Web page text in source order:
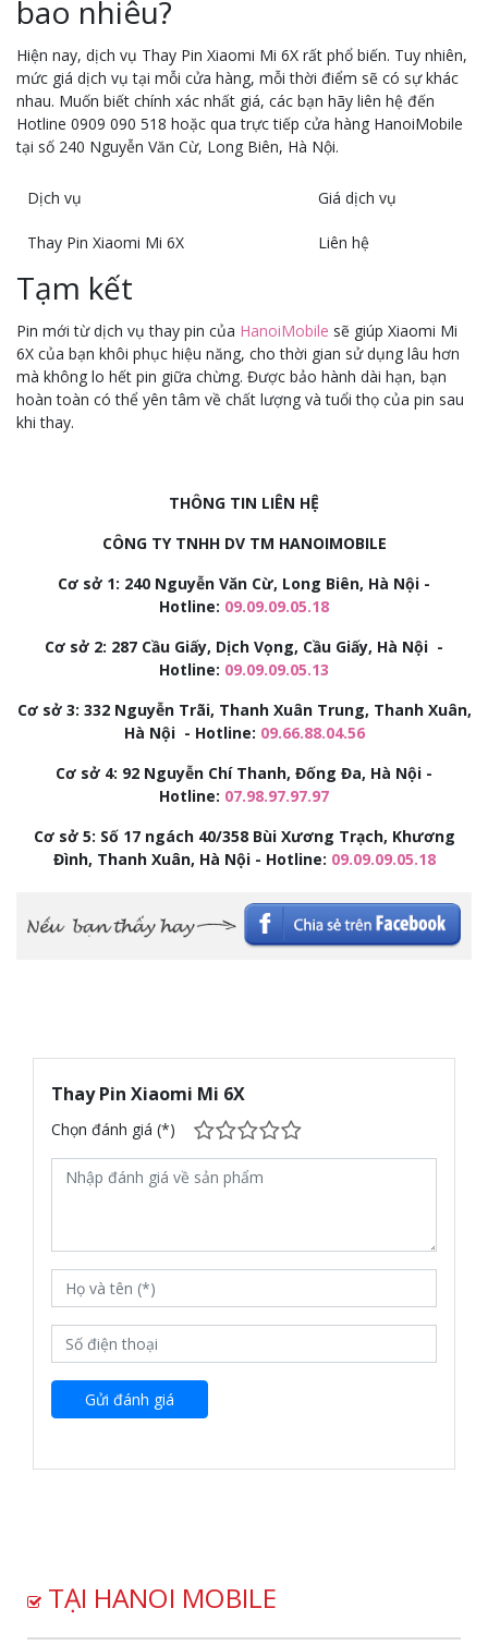
bao nhiêu?
Hiện nay, dịch vụ Thay Pin Xiaomi Mi 6X rất phổ biến. Tuy nhiên,
mức giá dịch vụ tại mỗi cửa hàng, mỗi thời điểm sẽ có sự khác
nhau. Muốn biết chính xác nhất giá, các bạn hãy liên hệ đến
Hotline 0909 090 518 hoặc qua trực tiếp cửa hàng HanoiMobile
tại số 240 Nguyễn Văn Cừ, Long Biên, Hà Nội.
Dịch vụ Giá dịch vụ
Thay Pin Xiaomi Mi 6X Liên hệ
Tạm kết
Pin mới từ dịch vụ thay pin của HanoiMobile sẽ giúp Xiaomi Mi
6X của bạn khôi phục hiệu năng, cho thời gian sử dụng lâu hơn
mà không lo hết pin giữa chừng. Được bảo hành dài hạn, bạn
hoàn toàn có thể yên tâm về chất lượng và tuổi thọ của pin sau
khi thay.
THÔNG TIN LIÊN HỆ
CÔNG TY TNHH DV TM HANOIMOBILE
Cơ sở 1: 240 Nguyễn Văn Cừ, Long Biên, Hà Nội -
Hotline: 09.09.09.05.18
Cơ sở 2: 287 Cầu Giấy, Dịch Vọng, Cầu Giấy, Hà Nội -
Hotline: 09.09.09.05.13
Cơ sở 3: 332 Nguyễn Trãi, Thanh Xuân Trung, Thanh Xuân,
Hà Nội - Hotline: 09.66.88.04.56
Cơ sở 4: 92 Nguyễn Chí Thanh, Đống Đa, Hà Nội -
Hotline: 07.98.97.97.97
Cơ sở 5: Số 17 ngách 40/358 Bùi Xương Trạch, Khương
Đình, Thanh Xuân, Hà Nội - Hotline: 09.09.09.05.18
Thay Pin Xiaomi Mi 6X
Chọn đánh giá (*)
Gửi đánh giá
TẠI HANOI MOBILE